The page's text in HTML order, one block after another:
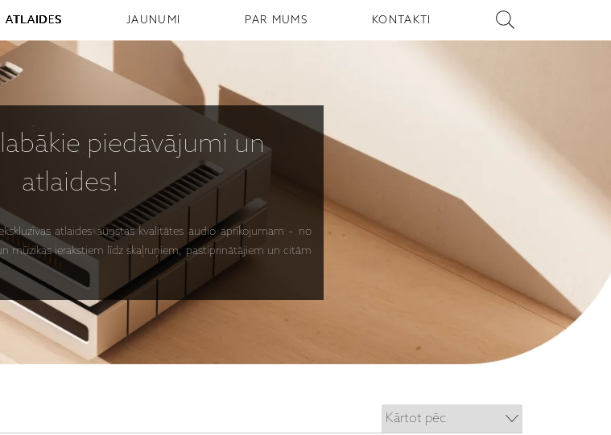
ATLAIDES JAUNUMI PAR MUMS KONTAKTI
labākie piedāvājumi un
atlaides!
atlaides augstas kvalitātes audio aprīkojumam – no
mūzikas ierakstiem līdz skaļruņiem, pastiprinātājiem un citām